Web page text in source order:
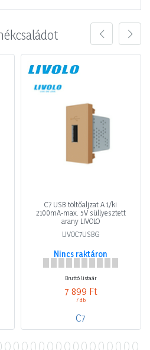
C7 USB töltőaljzat A 1/ki
2100mA-max. 5V süllyesztett
arany LIVOLO
LIVOC7USBG
Nincs raktáron
Bruttó listaár
7 899 Ft
/ db
C7